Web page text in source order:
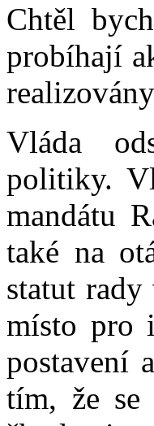
Chtěl
probíhají
Vláda
politiky.
mandátu
také na
statut
místo pro
postavení
tím, že se